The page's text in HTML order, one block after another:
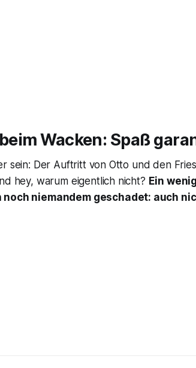
Wacken: Spaß
sein: Der Auftritt von Otto und den
hey, warum eigentlich nicht? Ein
noch niemandem geschadet: auch